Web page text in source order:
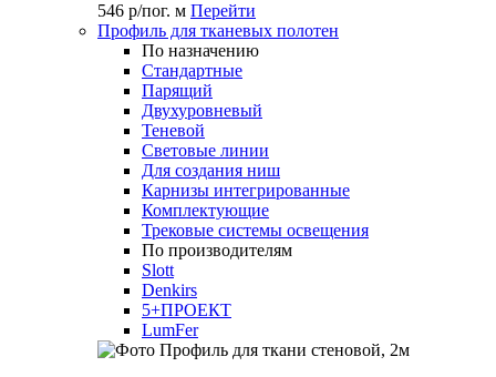
546 р/пог. м Перейти
Профиль для тканевых полотен
По назначению
Стандартные
Парящий
Двухуровневый
Теневой
Световые линии
Для создания ниш
Карнизы интегрированные
Комплектующие
Трековые системы освещения
По производителям
Slott
Denkirs
5+ПРОЕКТ
LumFer